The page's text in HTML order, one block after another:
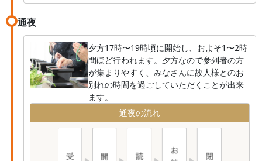
通夜
夕方17時〜19時頃に開始し、およそ1〜2時
間ほど行われます。夕方なので参列者の方
が集まりやすく、みなさんに故人様とのお
別れの時間を過ごしていただくことが出来
ます。
通夜の流れ